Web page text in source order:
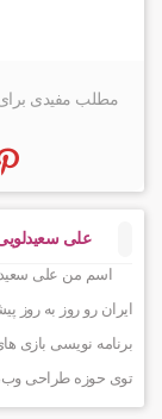
مطلب مفیدی برای
علی
اسم من علی
ایران رو روز به
برنامه نویسی بازی
توی حوزه طراحی